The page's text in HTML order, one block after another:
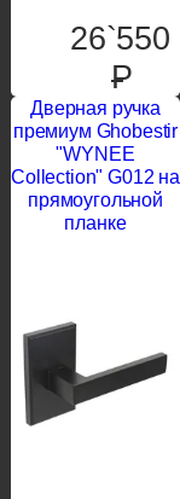
26`550
P
Дверная ручка
премиум Ghobestir
"WYNEE
Collection" G012 на
прямоугольной
планке